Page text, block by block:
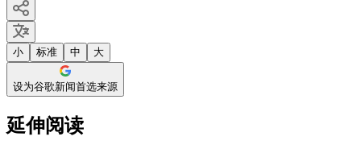
小 标准 中 大
设为谷歌新闻首选来源
延伸阅读